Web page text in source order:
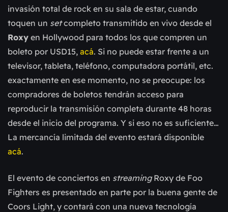
invasión total de rock en su sala de estar, cuando
toquen un setcompleto transmitido en vivo desde el
Roxy en Hollywood para todos los que compren un
boleto por USD15, acá. Si no puede estar frente a un
televisor, tableta, teléfono, computadora portátil, etc.
exactamente en ese momento, no se preocupe: los
compradores de boletos tendrán acceso para
reproducir la transmisión completa durante 48 horas
desde el inicio del programa. Y si eso no es suficiente…
La mercancía limitada del evento estará disponible
acá.
El evento de conciertos en streamingRoxy de Foo
Fighters es presentado en parte por la buena gente de
Coors Light, y contará con una nueva tecnología